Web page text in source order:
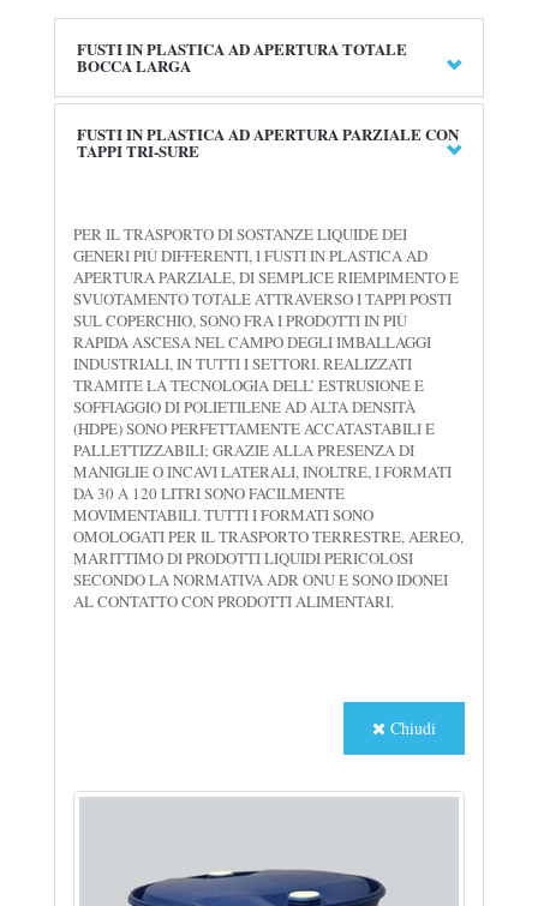
FUSTI IN PLASTICA AD APERTURA TOTALE
BOCCA LARGA
FUSTI IN PLASTICA AD APERTURA PARZIALE CON
TAPPI TRI-SURE
PER IL TRASPORTO DI SOSTANZE LIQUIDE DEI
GENERI PIÙ DIFFERENTI, I FUSTI IN PLASTICA AD
APERTURA PARZIALE, DI SEMPLICE RIEMPIMENTO E
SVUOTAMENTO TOTALE ATTRAVERSO I TAPPI POSTI
SUL COPERCHIO, SONO FRA I PRODOTTI IN PIÙ
RAPIDA ASCESA NEL CAMPO DEGLI IMBALLAGGI
INDUSTRIALI, IN TUTTI I SETTORI. REALIZZATI
TRAMITE LA TECNOLOGIA DELL’ ESTRUSIONE E
SOFFIAGGIO DI POLIETILENE AD ALTA DENSITÀ
(HDPE) SONO PERFETTAMENTE ACCATASTABILI E
PALLETTIZZABILI; GRAZIE ALLA PRESENZA DI
MANIGLIE O INCAVI LATERALI, INOLTRE, I FORMATI
DA 30 A 120 LITRI SONO FACILMENTE
MOVIMENTABILI. TUTTI I FORMATI SONO
OMOLOGATI PER IL TRASPORTO TERRESTRE, AEREO,
MARITTIMO DI PRODOTTI LIQUIDI PERICOLOSI
SECONDO LA NORMATIVA ADR ONU E SONO IDONEI
AL CONTATTO CON PRODOTTI ALIMENTARI.
Chiudi